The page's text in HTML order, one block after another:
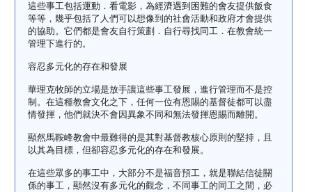
這些事工包括運動．看電影，為經濟遇到困難的會友提供飯食
等等，幾乎包括了人們可以想像到的社會活動和政府才會提供
的協助。它們都是會友自行策劃．自行尋找同工．在教會統一
管理下進行的。
容忍多元化的存在和發展
華理克牧師的立場是放手讓這些事工發展，進行管理而不是控
制。在這種教會文化之下，任何一位有恩賜的基督徒都可以盡
情發揮，他們就決不會因異象不同和無法發揮恩賜而離開。
顯然馬鞍峰教會中最難得的是其對基督教核心原則的堅持，且
以其為目標，但卻容忍多元化的存在和發展。
在這些眾多的事工中，大部分不是福音預工，就是聯結信徒關
係的事工，顯然沒有多元化的觀念，不同事工的同工之間，必